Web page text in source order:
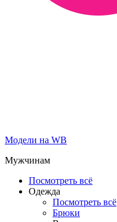
Модели на WB
Мужчинам
Посмотреть всё
Одежда
Посмотреть всё
Брюки